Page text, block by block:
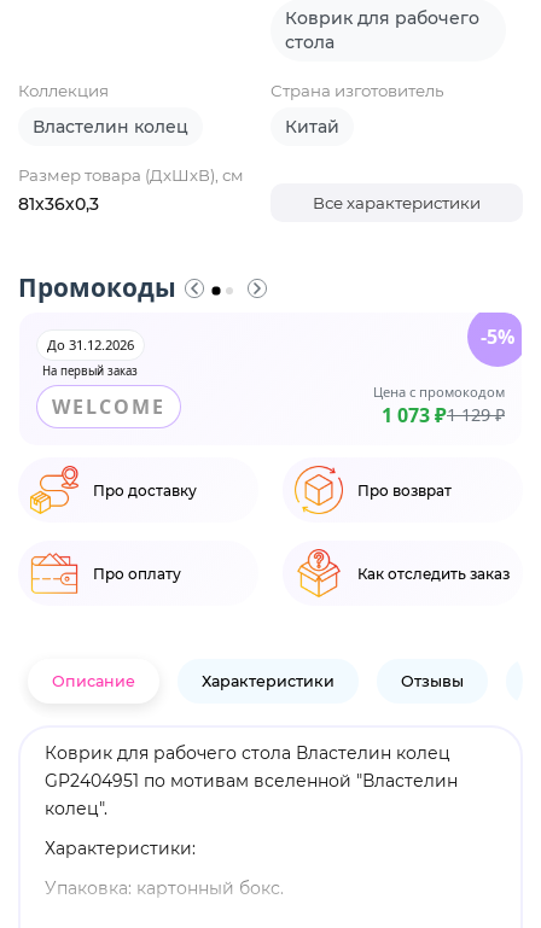
Коврик для рабочего
стола
Коллекция
Властелин колец
Страна изготовитель
Китай
Размер товара (ДхШхВ), см
81х36х0,3 Все характеристики
Промокоды
На первый заказ
До 31.12.2026
WELCOME
Цена с промокодом
1 073 ₽1 129 ₽
-5%
Про доставку Про возврат
Про оплату Как отследить заказ
Описание Характеристики Отзывы
Коврик для рабочего стола Властелин колец
GP2404951 по мотивам вселенной "Властелин
колец".
Характеристики:
Упаковка: картонный бокс.